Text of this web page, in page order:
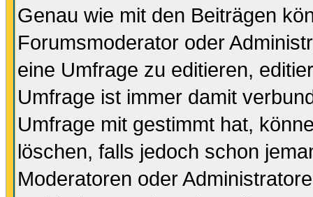
Genau wie mit den Beiträgen
Forumsmoderator oder
eine Umfrage zu editieren,
Umfrage ist immer damit
Umfrage mit gestimmt hat,
löschen, falls jedoch schon
Moderatoren oder